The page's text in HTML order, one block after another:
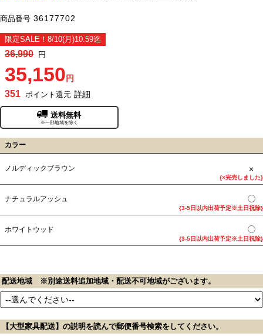
商品番号 36177702
限定SALE！8/10(月)10:59迄
36,990 円
35,150円
351 ポイント還元 詳細
送料無料
※一部地域を除く
カラー
ノルディックブラウン ×
{×完売しました}
ナチュラルアッシュ
{3-5日以内出荷予定※土日祝除}
ホワイトウッド
{3-5日以内出荷予定※土日祝除}
配送地域 ※別途送料追加地域・配送不可地域がございます。
【大型家具配送】の説明を読んで郵便番号検索をしてください。